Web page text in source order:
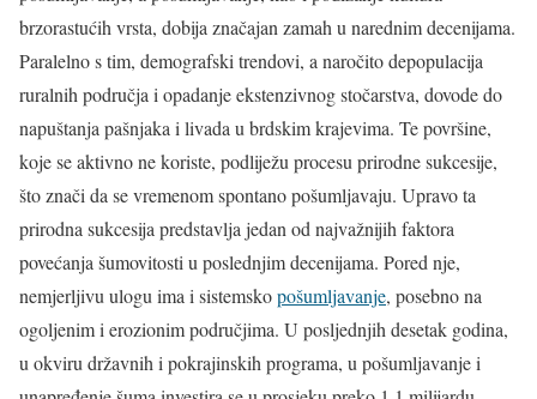
brzorastućih vrsta, dobija značajan zamah u narednim decenijama.
Paralelno s tim, demografski trendovi, a naročito depopulacija
ruralnih područja i opadanje ekstenzivnog stočarstva, dovode do
napuštanja pašnjaka i livada u brdskim krajevima. Te površine,
koje se aktivno ne koriste, podliježu procesu prirodne sukcesije,
što znači da se vremenom spontano pošumljavaju. Upravo ta
prirodna sukcesija predstavlja jedan od najvažnijih faktora
povećanja šumovitosti u poslednjim decenijama. Pored nje,
nemjerljivu ulogu ima i sistemskopošumljavanje, posebno na
ogoljenim i erozionim područjima. U posljednjih desetak godina,
u okviru državnih i pokrajinskih programa, u pošumljavanje i